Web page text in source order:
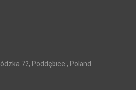
72, Poddębice , Poland